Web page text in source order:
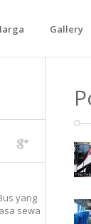
Gallery
yang
sewa